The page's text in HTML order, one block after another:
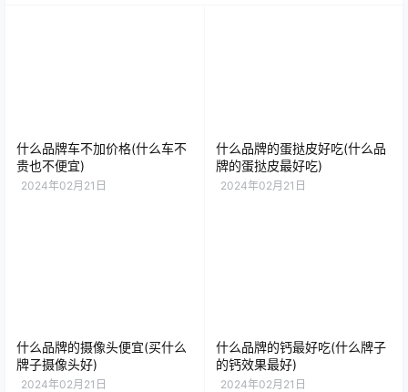
什么品牌车不加价格(什么车不
贵也不便宜)
2024年02月21日
什么品牌的蛋挞皮好吃(什么品
牌的蛋挞皮最好吃)
2024年02月21日
什么品牌的摄像头便宜(买什么
牌子摄像头好)
2024年02月21日
什么品牌的钙最好吃(什么牌子
的钙效果最好)
2024年02月21日